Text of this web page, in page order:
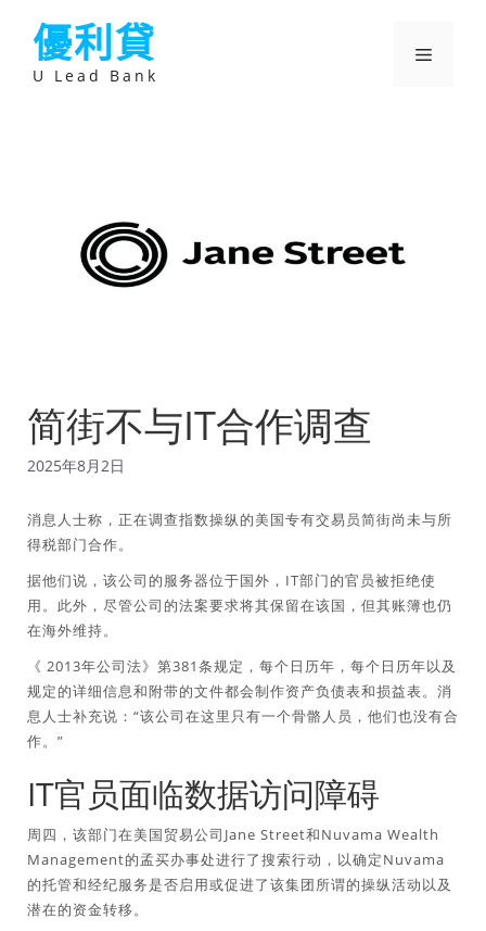
優利貸
U Lead Bank
選
简街不与IT合作调查
2025年8月2日
消息人士称，正在调查指数操纵的美国专有交易员简街尚未与所
得税部门合作。
据他们说，该公司的服务器位于国外，IT部门的官员被拒绝使
用。此外，尽管公司的法案要求将其保留在该国，但其账簿也仍
在海外维持。
《 2013年公司法》第381条规定，每个日历年，每个日历年以及
规定的详细信息和附带的文件都会制作资产负债表和损益表。消
息人士补充说：“该公司在这里只有一个骨骼人员，他们也没有合
作。”
IT官员面临数据访问障碍
周四，该部门在美国贸易公司Jane Street和Nuvama Wealth
Management的孟买办事处进行了搜索行动，以确定Nuvama
的托管和经纪服务是否启用或促进了该集团所谓的操纵活动以及
潜在的资金转移。